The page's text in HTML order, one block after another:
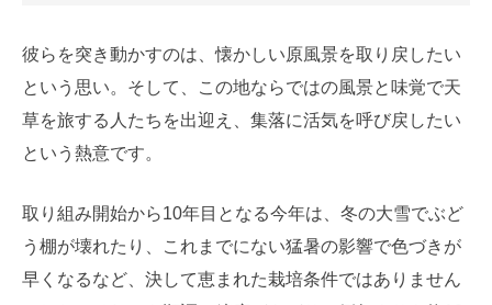
彼らを突き動かすのは、懐かしい原風景を取り戻したい
という思い。そして、この地ならではの風景と味覚で天
草を旅する人たちを出迎え、集落に活気を呼び戻したい
という熱意です。
取り組み開始から10年目となる今年は、冬の大雪でぶど
う棚が壊れたり、これまでにない猛暑の影響で色づきが
早くなるなど、決して恵まれた栽培条件ではありません